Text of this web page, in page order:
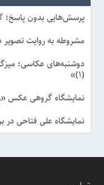
پرسش‌هایی بدون پاسخ؛
مشروطه به روایت
دوشنبه‌های عکاسی؛
(۱)»
نمایشگاه گروهی عکس
نمایشگاه علی فتاحی در